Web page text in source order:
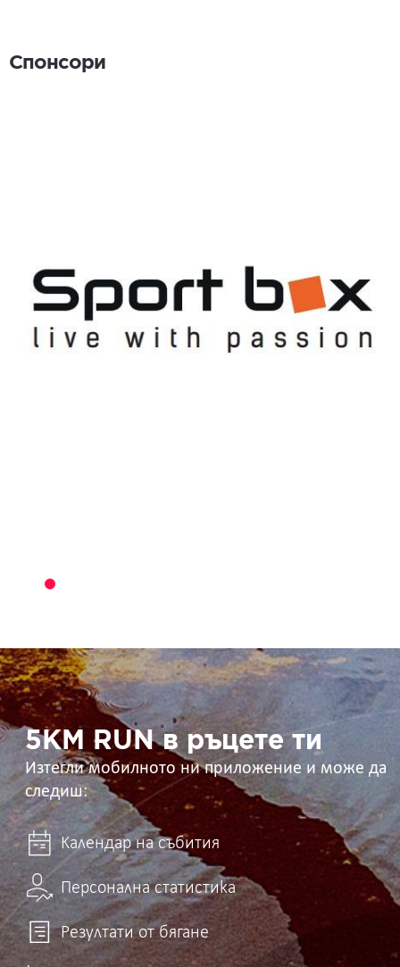
Спонсори
5KM
RUN
в
ръцете
ти 5KM RUN в ръцете ти
Изтегли мобилното ни приложение и може да
следиш:
Календар на събития
Персонална статистика
Резултати от бягане